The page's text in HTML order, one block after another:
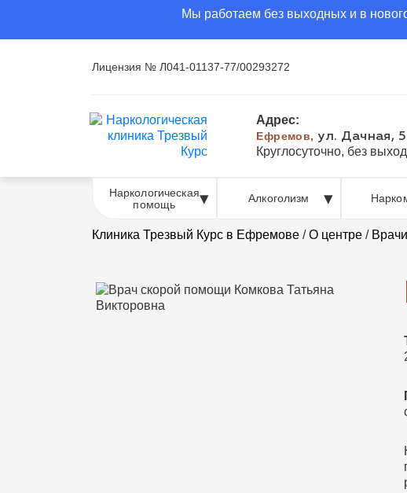
Мы работаем без выходных и в
Лицензия № Л041-01137-77/00293272
Адрес:
Ефремов, ул. Дачная, 5
Круглосуточно, без
Наркологическая
помощь
Алкоголизм
Клиника Трезвый Курс в Ефремове /О центре /